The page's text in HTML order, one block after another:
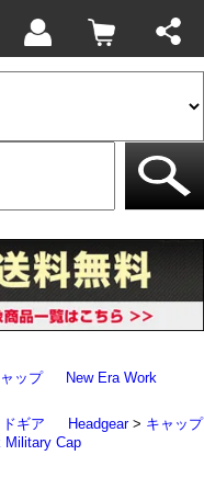
ップ
New Era Work
ギア Headgear> キャップ
Cap
4件
33件